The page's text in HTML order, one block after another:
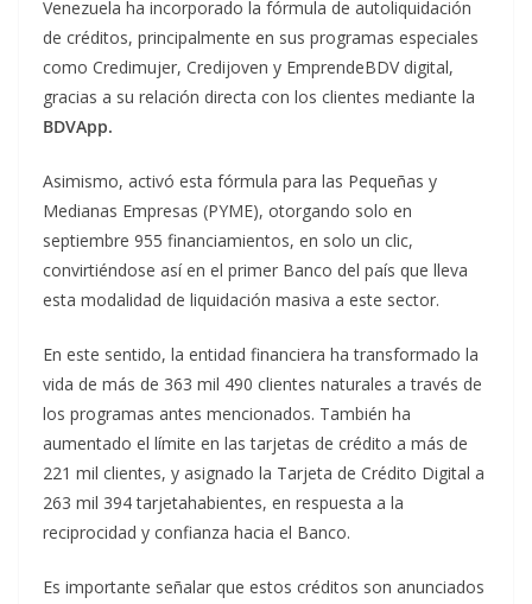
Venezuela ha incorporado la fórmula de autoliquidación
de créditos, principalmente en sus programas especiales
como Credimujer, Credijoven y EmprendeBDV digital,
gracias a su relación directa con los clientes mediante la
BDVApp.
Asimismo, activó esta fórmula para las Pequeñas y
Medianas Empresas (PYME), otorgando solo en
septiembre 955 financiamientos, en solo un clic,
convirtiéndose así en el primer Banco del país que lleva
esta modalidad de liquidación masiva a este sector.
En este sentido, la entidad financiera ha transformado la
vida de más de 363 mil 490 clientes naturales a través de
los programas antes mencionados. También ha
aumentado el límite en las tarjetas de crédito a más de
221 mil clientes, y asignado la Tarjeta de Crédito Digital a
263 mil 394 tarjetahabientes, en respuesta a la
reciprocidad y confianza hacia el Banco.
Es importante señalar que estos créditos son anunciados